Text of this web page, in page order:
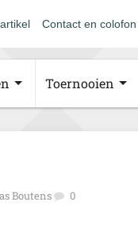
Contact en colofon
Toernooien
Boutens 0